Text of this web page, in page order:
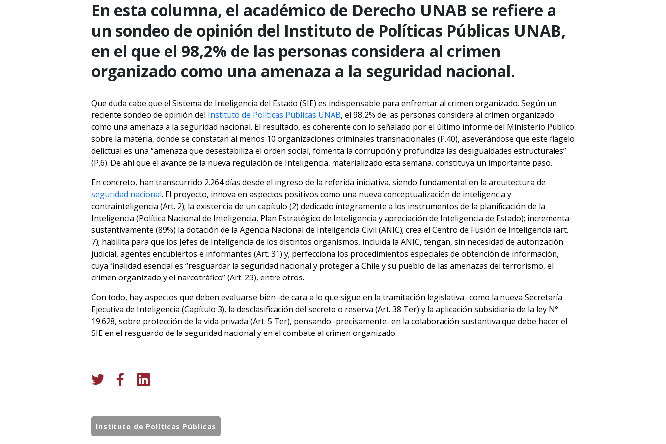
En esta columna, el académico de Derecho UNAB se refiere a
un sondeo de opinión del Instituto de Políticas Públicas UNAB,
en el que el 98,2% de las personas considera al crimen
organizado como una amenaza a la seguridad nacional.
Que duda cabe que el Sistema de Inteligencia del Estado (SIE) es indispensable para enfrentar al crimen organizado. Según un
reciente sondeo de opinión del Instituto de Políticas Públicas UNAB, el 98,2% de las personas considera al crimen organizado
como una amenaza a la seguridad nacional. El resultado, es coherente con lo señalado por el último informe del Ministerio Público
sobre la materia, donde se constatan al menos 10 organizaciones criminales transnacionales (P.40), aseverándose que este flagelo
delictual es una “amenaza que desestabiliza el orden social, fomenta la corrupción y profundiza las desigualdades estructurales”
(P.6). De ahí que el avance de la nueva regulación de Inteligencia, materializado esta semana, constituya un importante paso.
En concreto, han transcurrido 2.264 días desde el ingreso de la referida iniciativa, siendo fundamental en la arquitectura de
seguridad nacional. El proyecto, innova en aspectos positivos como una nueva conceptualización de inteligencia y
contrainteligencia (Art. 2); la existencia de un capítulo (2) dedicado íntegramente a los instrumentos de la planificación de la
Inteligencia (Política Nacional de Inteligencia, Plan Estratégico de Inteligencia y apreciación de Inteligencia de Estado); incrementa
sustantivamente (89%) la dotación de la Agencia Nacional de Inteligencia Civil (ANIC); crea el Centro de Fusión de Inteligencia (art.
7); habilita para que los Jefes de Inteligencia de los distintos organismos, incluida la ANIC, tengan, sin necesidad de autorización
judicial, agentes encubiertos e informantes (Art. 31) y; perfecciona los procedimientos especiales de obtención de información,
cuya finalidad esencial es “resguardar la seguridad nacional y proteger a Chile y su pueblo de las amenazas del terrorismo, el
crimen organizado y el narcotráfico” (Art. 23), entre otros.
Con todo, hay aspectos que deben evaluarse bien -de cara a lo que sigue en la tramitación legislativa- como la nueva Secretaría
Ejecutiva de Inteligencia (Capítulo 3), la desclasificación del secreto o reserva (Art. 38 Ter) y la aplicación subsidiaria de la ley N°
19.628, sobre protección de la vida privada (Art. 5 Ter), pensando -precisamente- en la colaboración sustantiva que debe hacer el
SIE en el resguardo de la seguridad nacional y en el combate al crimen organizado.
Instituto de Políticas Públicas